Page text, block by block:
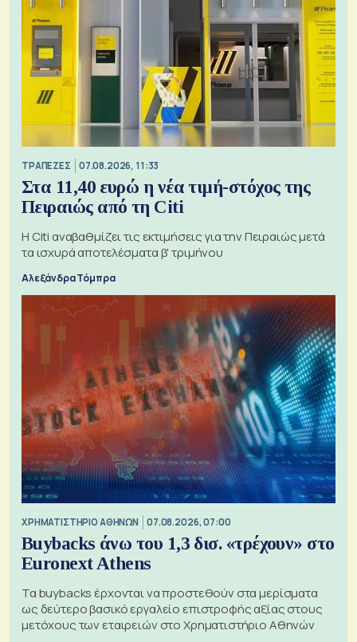
ΤΡΑΠΕΖΕΣ 07.08.2026, 11:33
Στα 11,40 ευρώ η νέα τιμή-στόχος της
Πειραιώς από τη Citi
Η Citi αναβαθμίζει τις εκτιμήσεις για την Πειραιώς μετά
τα ισχυρά αποτελέσματα β' τριμήνου
Αλεξάνδρα Τόμπρα
XΡΗΜΑΤΙΣΤΗΡΙΟ ΑΘΗΝΩΝ 07.08.2026, 07:00
Buybacks άνω του 1,3 δισ. «τρέχουν» στο
Euronext Athens
Τα buybacks έρχονται να προστεθούν στα μερίσματα
ως δεύτερο βασικό εργαλείο επιστροφής αξίας στους
μετόχους των εταιρειών στο Χρηματιστήριο Αθηνών